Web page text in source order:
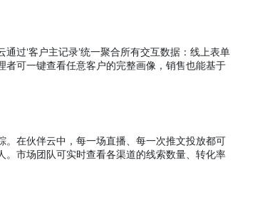
过‘客户主记录’统一聚合所有交互数据：线上表单
可一键查看任意客户的完整画像，销售也能基于
在伙伴云中，每一场直播、每一次推文投放都可
市场团队可实时查看各渠道的线索数量、转化率